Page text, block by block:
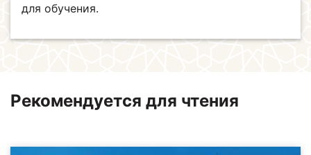
для обучения.
Рекомендуется для чтения